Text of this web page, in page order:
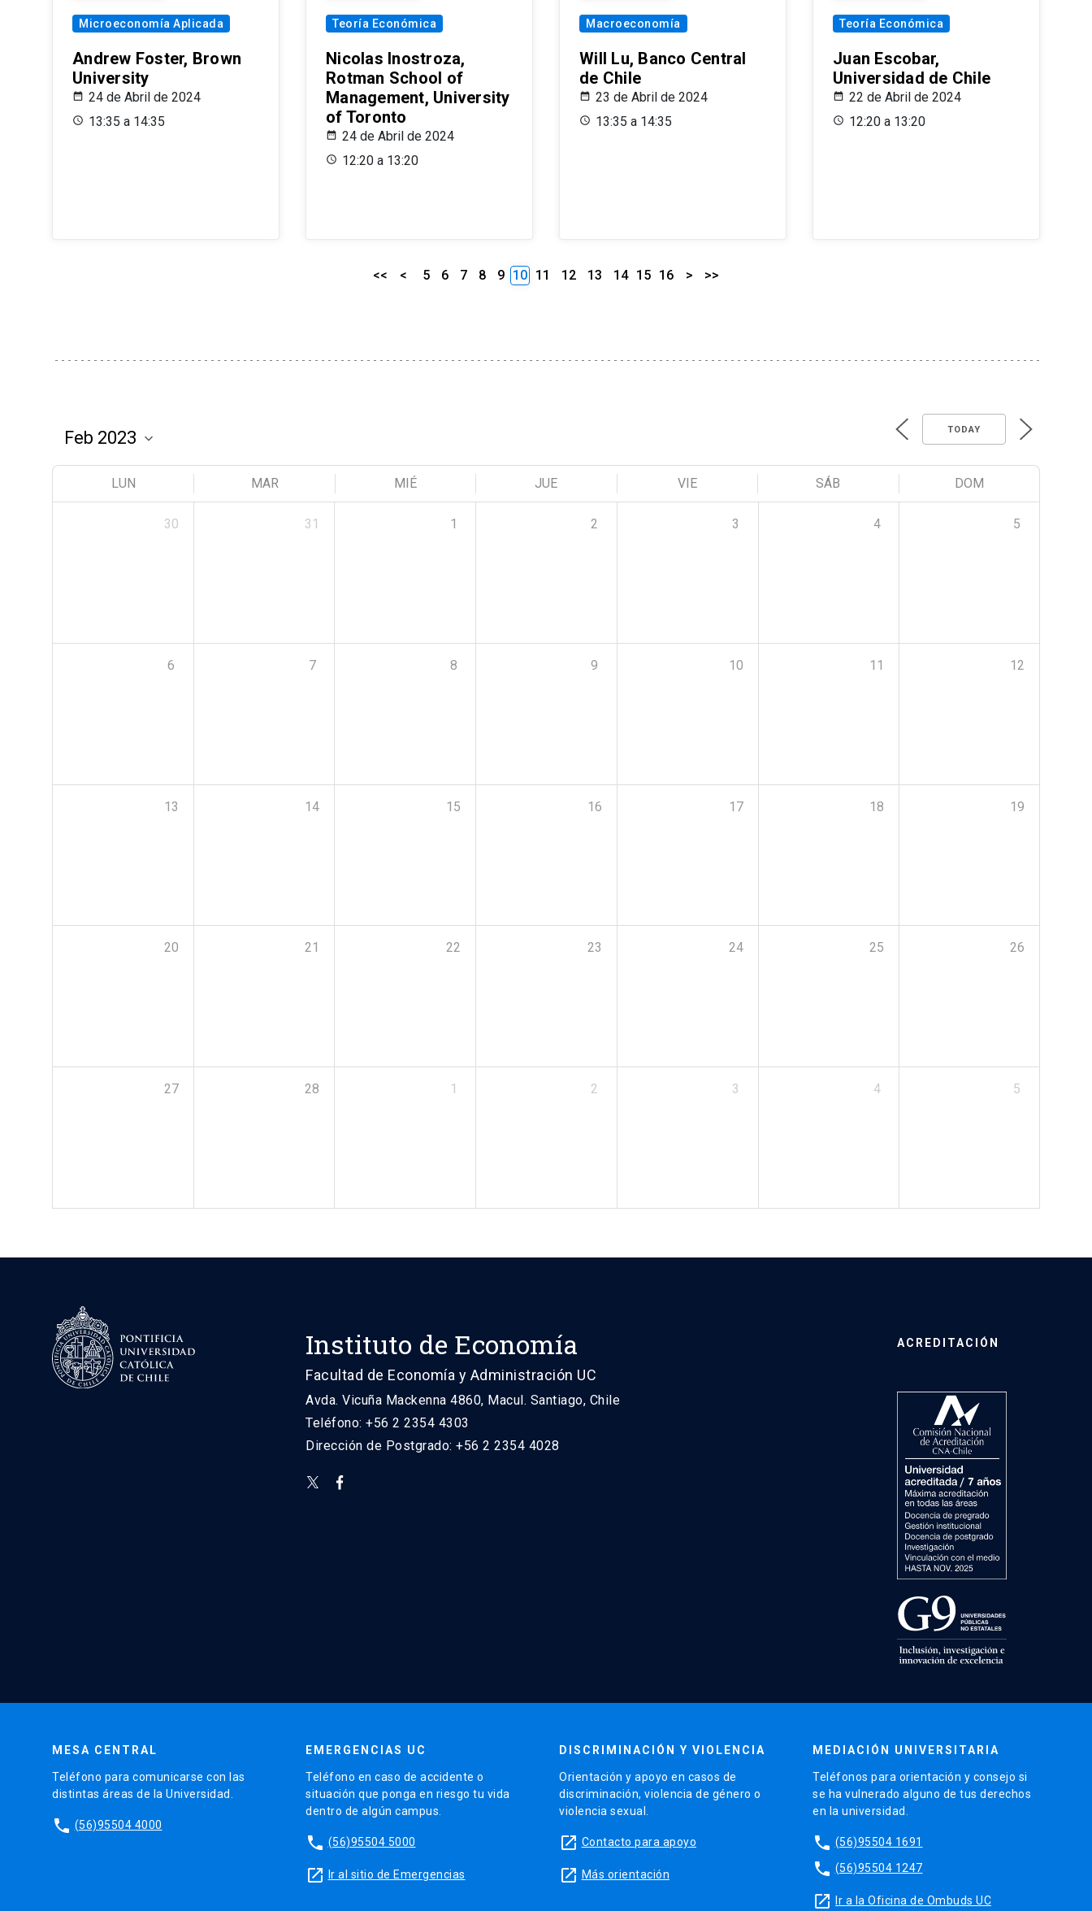
Microeconomía Aplicada
Andrew Foster, Brown
University
24 de Abril de 2024
13:35 a 14:35
Teoría Económica
Nicolas Inostroza,
Rotman School of
Management, University
of Toronto
24 de Abril de 2024
12:20 a 13:20
Macroeconomía
Will Lu, Banco Central
de Chile
23 de Abril de 2024
13:35 a 14:35
Teoría Económica
Juan Escobar,
Universidad de Chile
22 de Abril de 2024
12:20 a 13:20
<< < 5 6 7 8 9 10 11 12 13 14 15 16 > >>
TODAY
LUN MAR MIÉ JUE VIE SÁB DOM
30 31 1 2 3 4 5
6 7 8 9 10 11 12
13 14 15 16 17 18 19
20 21 22 23 24 25 26
27 28 1 2 3 4 5
Instituto de Economía
Facultad de Economía y Administración UC
Avda. Vicuña Mackenna 4860, Macul. Santiago, Chile
Teléfono: +56 2 2354 4303
Dirección de Postgrado: +56 2 2354 4028
ACREDITACIÓN
MESA CENTRAL
Teléfono para comunicarse con las
distintas áreas de la Universidad.
phone (56)95504 4000
EMERGENCIAS UC
Teléfono en caso de accidente o
situación que ponga en riesgo tu vida
dentro de algún campus.
phone (56)95504 5000
launch Ir al sitio de Emergencias
DISCRIMINACIÓN Y VIOLENCIA
Orientación y apoyo en casos de
discriminación, violencia de género o
violencia sexual.
launch Contacto para apoyo
launch Más orientación
MEDIACIÓN UNIVERSITARIA
Teléfonos para orientación y consejo si
se ha vulnerado alguno de tus derechos
en la universidad.
phone (56)95504 1691
phone (56)95504 1247
launch Ir a la Oficina de Ombuds UC